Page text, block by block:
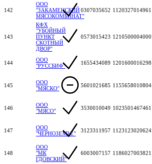
142
ООО
"ЗАКАМЕНСКИЙ
МЯСОКОМБИНАТ"
0307035652 1120327014961
143
КФХ
"УБОЙНЫЙ
ПУНКТ
СКОТНЫЙ
ДВОР"
0573015423 1210500004000
144
ООО
"РУССБИФ"
1655434089 1201600016298
145
ООО
"МЯСКО"
5601021685 1155658010804
146
ООО
"МЯСО"
3530010049 1023501467461
147
ООО
"ЧЕРНОЗЕМЬЕ"
3123311957 1123123020624
148
ООО
"МК
ГДОВСКИЙ"
6003007157 1186027003821